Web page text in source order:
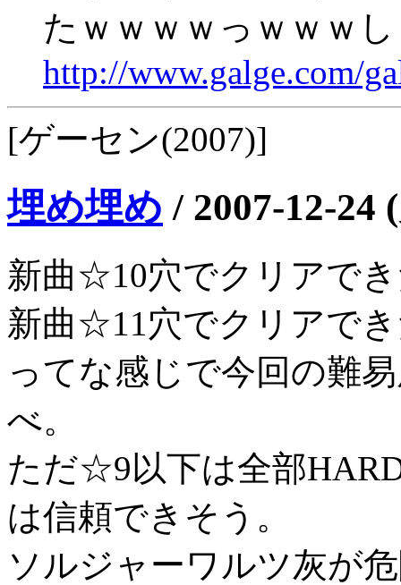
たｗｗｗｗっｗｗｗ
http://www.galge.com/
[ゲーセン(2007)]
埋め埋め / 2007-12-24
新曲☆10穴でクリアで
新曲☆11穴でクリアで
ってな感じで今回の難
べ。
ただ☆9以下は全部
は信頼できそう。
ソルジャーワルツ灰が